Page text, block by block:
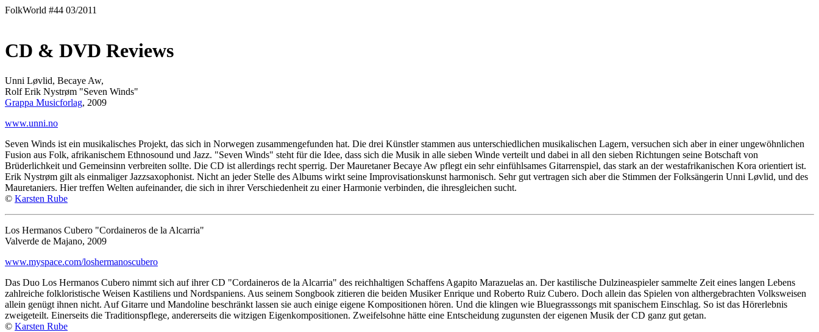
FolkWorld #44 03/2011
CD & DVD Reviews
Unni Løvlid, Becaye Aw,
Rolf Erik Nystrøm "Seven Winds"
Grappa Musicforlag, 2009
www.unni.no
Seven Winds ist ein musikalisches Projekt, das sich in Norwegen zusammengefunden hat. Die drei Künstler stammen aus unterschiedlichen musikalischen Lagern, versuchen sich aber in einer ungewöhnlichen
Fusion aus Folk, afrikanischem Ethnosound und Jazz. "Seven Winds" steht für die Idee, dass sich die Musik in alle sieben Winde verteilt und dabei in all den sieben Richtungen seine Botschaft von
Brüderlichkeit und Gemeinsinn verbreiten sollte. Die CD ist allerdings recht sperrig. Der Mauretaner Becaye Aw pflegt ein sehr einfühlsames Gitarrenspiel, das stark an der westafrikanischen Kora orientiert ist.
Erik Nystrøm gilt als einmaliger Jazzsaxophonist. Nicht an jeder Stelle des Albums wirkt seine Improvisationskunst harmonisch. Sehr gut vertragen sich aber die Stimmen der Folksängerin Unni Løvlid, und des
Mauretaniers. Hier treffen Welten aufeinander, die sich in ihrer Verschiedenheit zu einer Harmonie verbinden, die ihresgleichen sucht.
© Karsten Rube
Los Hermanos Cubero "Cordaineros de la Alcarria"
Valverde de Majano, 2009
www.myspace.com/loshermanoscubero
Das Duo Los Hermanos Cubero nimmt sich auf ihrer CD "Cordaineros de la Alcarria" des reichhaltigen Schaffens Agapito Marazuelas an. Der kastilische Dulzineaspieler sammelte Zeit eines langen Lebens
zahlreiche folkloristische Weisen Kastiliens und Nordspaniens. Aus seinem Songbook zitieren die beiden Musiker Enrique und Roberto Ruiz Cubero. Doch allein das Spielen von althergebrachten Volksweisen
allein genügt ihnen nicht. Auf Gitarre und Mandoline beschränkt lassen sie auch einige eigene Kompositionen hören. Und die klingen wie Bluegrasssongs mit spanischem Einschlag. So ist das Hörerlebnis
zweigeteilt. Einerseits die Traditionspflege, andererseits die witzigen Eigenkompositionen. Zweifelsohne hätte eine Entscheidung zugunsten der eigenen Musik der CD ganz gut getan.
© Karsten Rube